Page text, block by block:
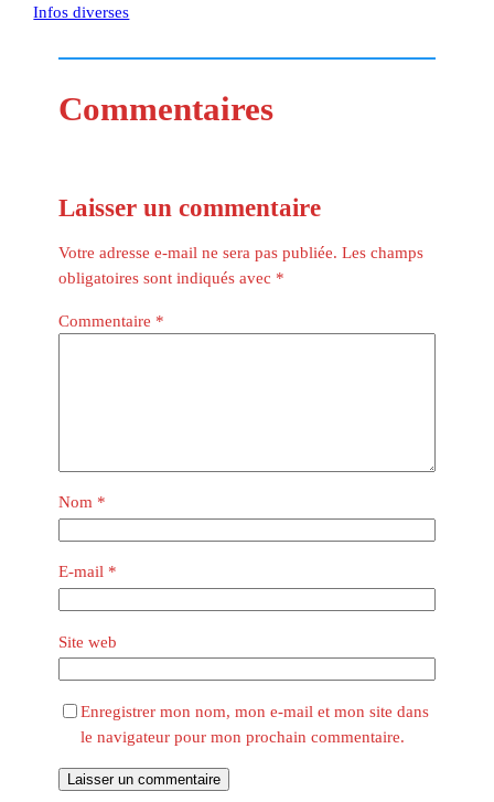
Infos diverses
Commentaires
Laisser un commentaire
Votre adresse e-mail ne sera pas publiée. Les champs
obligatoires sont indiqués avec *
Commentaire *
Nom *
E-mail *
Site web
Enregistrer mon nom, mon e-mail et mon site dans
le navigateur pour mon prochain commentaire.